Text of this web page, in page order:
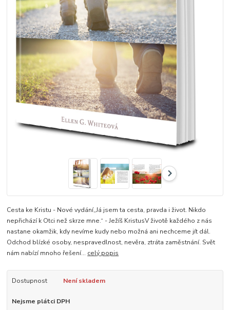
Cesta ke Kristu - Nové vydání„Já jsem ta cesta, pravda i život. Nikdo
nepřichází k Otci než skrze mne.“ - Ježíš KristusV životě každého z nás
nastane okamžik, kdy nevíme kudy nebo možná ani nechceme jít dál.
Odchod blízké osoby, nespravedlnost, nevěra, ztráta zaměstnání. Svět
nám nabízí mnoho řešení... celý popis
Dostupnost Není skladem
Nejsme plátci DPH